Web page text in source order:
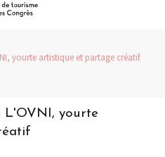
yourte artistique et partage créatif
L'OVNI, yourte